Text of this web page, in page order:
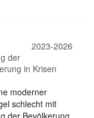
2023-2026
der
in Krisen
moderner
schlecht mit